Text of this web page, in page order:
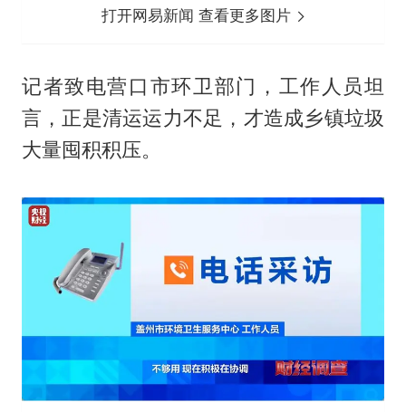
打开网易新闻 查看更多图片
记者致电营口市环卫部门，工作人员坦
言，正是清运运力不足，才造成乡镇垃圾
大量囤积积压。